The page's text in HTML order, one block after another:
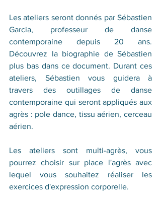
Les ateliers seront donnés par Sébastien
Garcia, professeur de danse
contemporaine depuis 20 ans.
Découvrez la biographie de Sébastien
plus bas dans ce document. Durant ces
ateliers, Sébastien vous guidera à
travers des outillages de danse
contemporaine qui seront appliqués aux
agrès : pole dance, tissu aérien, cerceau
aérien.
Les ateliers sont multi-agrès, vous
pourrez choisir sur place l'agrès avec
lequel vous souhaitez réaliser les
exercices d'expression corporelle.